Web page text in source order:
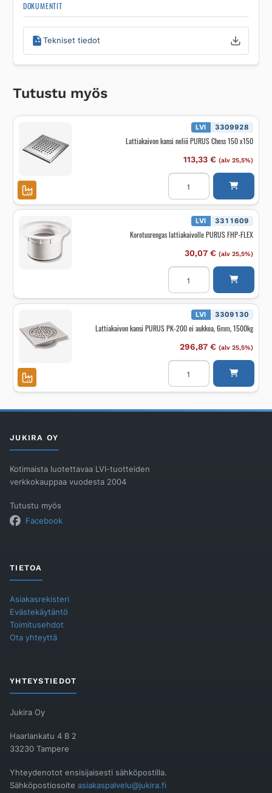
DOKUMENTIT
Tekniset tiedot
Tutustu myös
LVI 3309928
Lattiakaivon kansi neliö PURUS Chess 150 x150
113,33 € (alv 25,5%)
Lattiakaivon
kansi
PURUS
Chess
määrä
LVI 3311609
Korotusrengas lattiakaivolle PURUS FHP-FLEX
30,07 € (alv 25,5%)
Korotusrengas
lattiakaivolle
PURUS
FHP-
FLEX
määrä LVI 3309130
Lattiakaivon kansi PURUS PK-200 ei aukkoa, 6mm, 1500kg
296,87 € (alv 25,5%)
Lattiakaivon
kansi
PURUS
PK-
aukkoa,
JUKIRA OY
Kotimaista luotettavaa LVI-tuotteiden
verkkokauppaa vuodesta 2004
Tutustu myös
Facebook
TIETOA
Asiakasrekisteri
Evästekäytäntö
Toimitusehdot
Ota yhteyttä
YHTEYSTIEDOT
Jukira Oy
Haarlankatu 4 B 2
33230 Tampere
Yhteydenotot ensisijaisesti sähköpostilla.
Sähköpostiosoite asiakaspalvelu@jukira.fi